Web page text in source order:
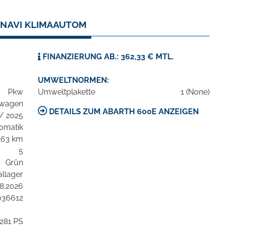
KLIMAAUTOM
FINANZIERUNG AB.: 362,33 € MTL.
Pkw
2025
km
5
Grün
PS
UMWELTNORMEN:
Umweltplakette
1 (None)
DETAILS ZUM ABARTH 600E ANZEIGEN